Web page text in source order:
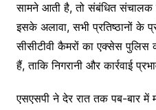
सामने आती है, तो संबंधित संचालक
इसके अलावा, सभी प्रतिष्ठानों के
सीसीटीवी कैमरों का एक्सेस पुलिस
हैं, ताकि निगरानी और कार्रवाई
एसएसपी ने देर रात तक पब-बार में